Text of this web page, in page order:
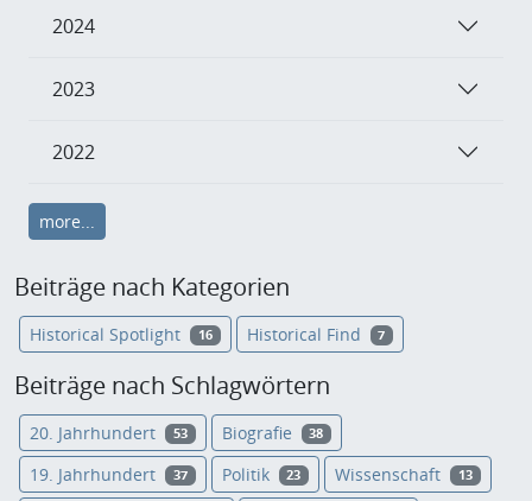
2024
2023
2022
more...
Beiträge nach Kategorien
Historical Spotlight 16 Historical Find 7
Beiträge nach Schlagwörtern
20. Jahrhundert 53 Biografie 38
19. Jahrhundert 37 Politik 23 Wissenschaft 13